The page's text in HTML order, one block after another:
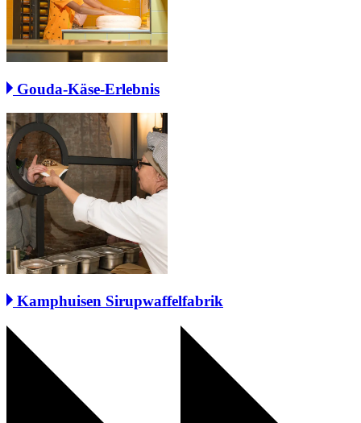
Gouda-Käse-Erlebnis
Kamphuisen Sirupwaffelfabrik